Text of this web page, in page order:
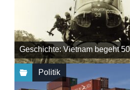
Geschichte: Vietnam begeht
Politik